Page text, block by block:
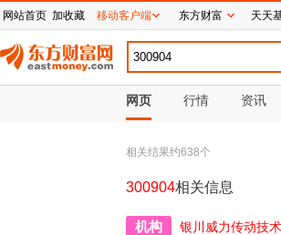
网页 行情 资讯
相关结果约638个
300904相关信息
机构 银川威力传动技
网站首页 加收藏 移动客户端 东方财富 天天